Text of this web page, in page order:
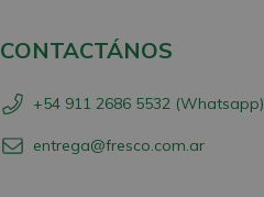
CONTACTÁNOS
+54 911 2686 5532 (Whatsapp)
entrega@fresco.com.ar